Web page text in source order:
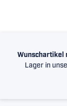
Wunschartikel
Lager in